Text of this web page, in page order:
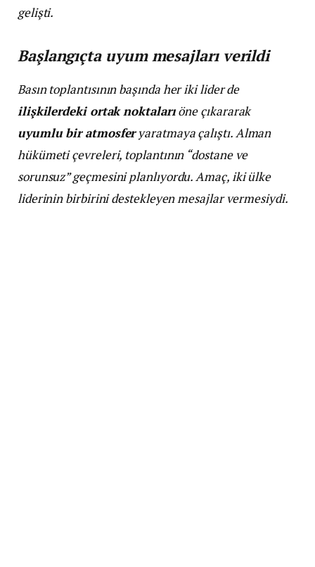
gelişti.
Başlangıçta uyum mesajları verildi
Basın toplantısının başında her iki lider de
ilişkilerdeki ortak noktalarıöne çıkararak
uyumlu bir atmosferyaratmaya çalıştı. Alman
hükümeti çevreleri, toplantının “dostane ve
sorunsuz” geçmesini planlıyordu. Amaç, iki ülke
liderinin birbirini destekleyen mesajlar vermesiydi.